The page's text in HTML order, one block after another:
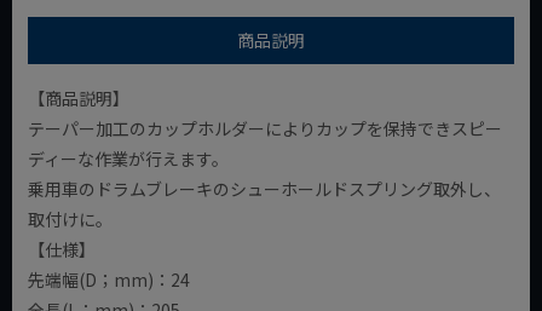
商品説明
【商品説明】
テーパー加工のカップホルダーによりカップを保持できスピー
ディーな作業が行えます。
乗用車のドラムブレーキのシューホールドスプリング取外し、
取付けに。
【仕様】
先端幅(D；mm)：24